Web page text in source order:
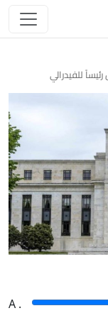
للفيدرالي
A .